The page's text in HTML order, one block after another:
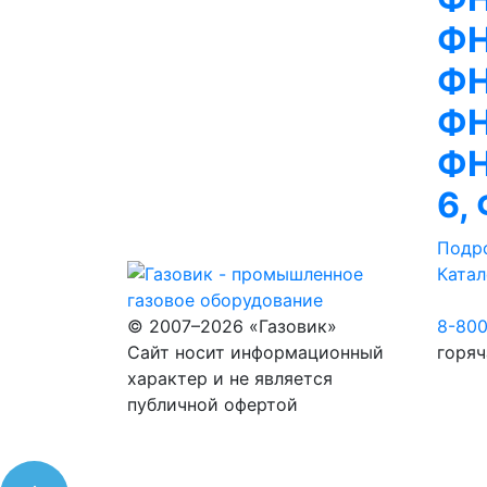
6,
© 2007–2026 «Газовик»
Сайт носит информационный
характер и не является
публичной офертой
8-